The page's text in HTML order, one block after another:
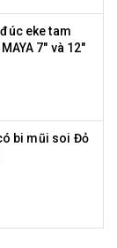
eke tam
7" và 12"
bi mũi soi Đỏ